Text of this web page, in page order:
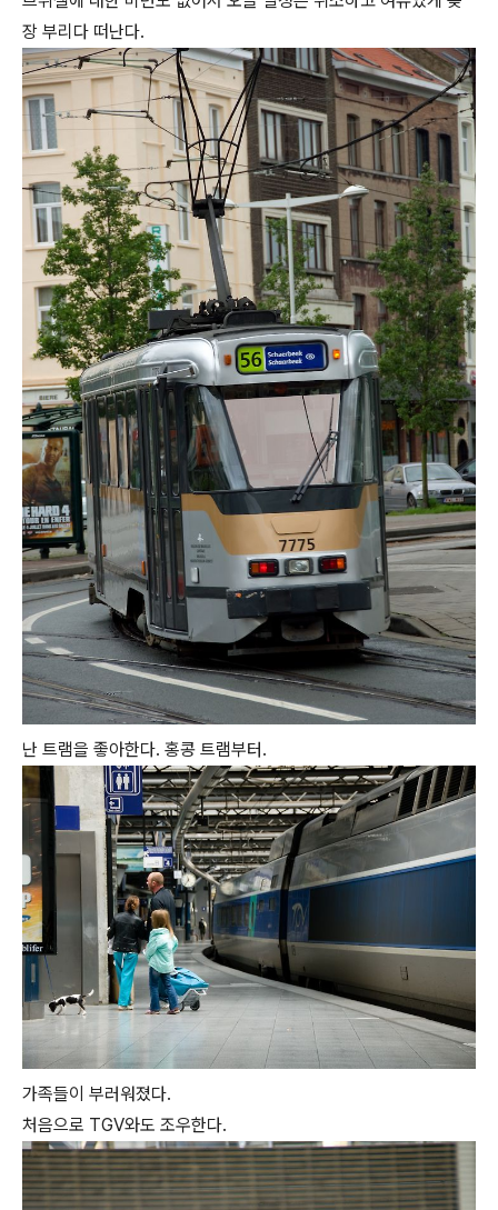
장 부리다 떠난다.
난 트램을 좋아한다. 홍콩 트램부터.
가족들이 부러워졌다.
처음으로 TGV와도 조우한다.